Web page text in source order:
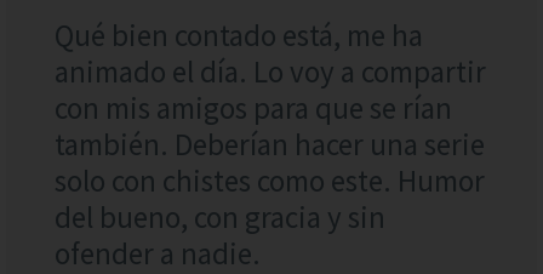
Qué bien contado está, me ha
animado el día. Lo voy a compartir
con mis amigos para que se rían
también. Deberían hacer una serie
solo con chistes como este. Humor
del bueno, con gracia y sin
ofender a nadie.